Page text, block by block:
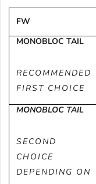
FW
MONOBLOC TAIL
RECOMMENDED
FIRST CHOICE
MONOBLOC TAIL
SECOND
CHOICE
DEPENDING ON